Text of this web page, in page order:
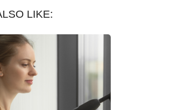
LIKE: